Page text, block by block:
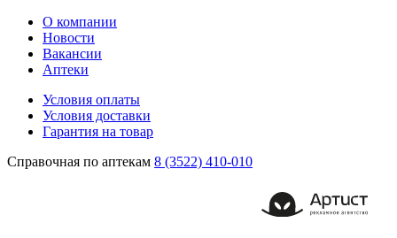
О компании
Новости
Вакансии
Аптеки
Условия оплаты
Условия доставки
Гарантия на товар
Справочная по аптекам 8 (3522) 410-010